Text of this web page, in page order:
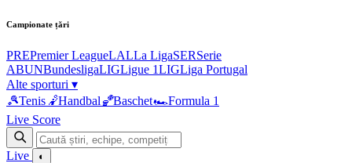
Campionate țări
PREPremier LeagueLALLa LigaSERSerie
ABUNBundesligaLIGLigue 1LIGLiga Portugal
Alte sporturi ▾
🎾Tenis 🤾Handbal🏀Baschet🏎Formula 1
Live Score
Live ◐